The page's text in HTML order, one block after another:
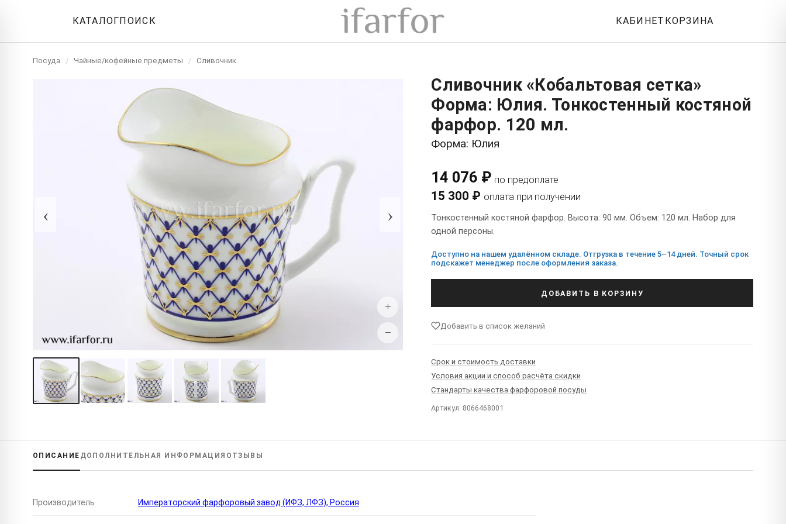
КАТАЛОГПОИСК КАБИНЕТ КОРЗИНА
Посуда / Чайные/кофейные предметы / Сливочник
‹ ›
+
−
Сливочник «Кобальтовая сетка»
Форма: Юлия. Тонкостенный костяной
фарфор. 120 мл.
Форма: Юлия
14 076 ₽ по предоплате
15 300 ₽ оплата при получении
Тонкостенный костяной фарфор. Высота: 90 мм. Объем: 120 мл. Набор для
одной персоны.
Доступно на нашем удалённом складе. Отгрузка в течение 5–14 дней. Точный срок
подскажет менеджер после оформления заказа.
ДОБАВИТЬ В КОРЗИНУ
Добавить в список желаний
Срок и стоимость доставки
Условия акции и способ расчёта скидки
Стандарты качества фарфоровой посуды
Артикул: 8066468001
ОПИСАНИЕ ДОПОЛНИТЕЛЬНАЯ ИНФОРМАЦИЯ ОТЗЫВЫ
Производитель Императорский фарфоровый завод (ИФЗ, ЛФЗ), Россия